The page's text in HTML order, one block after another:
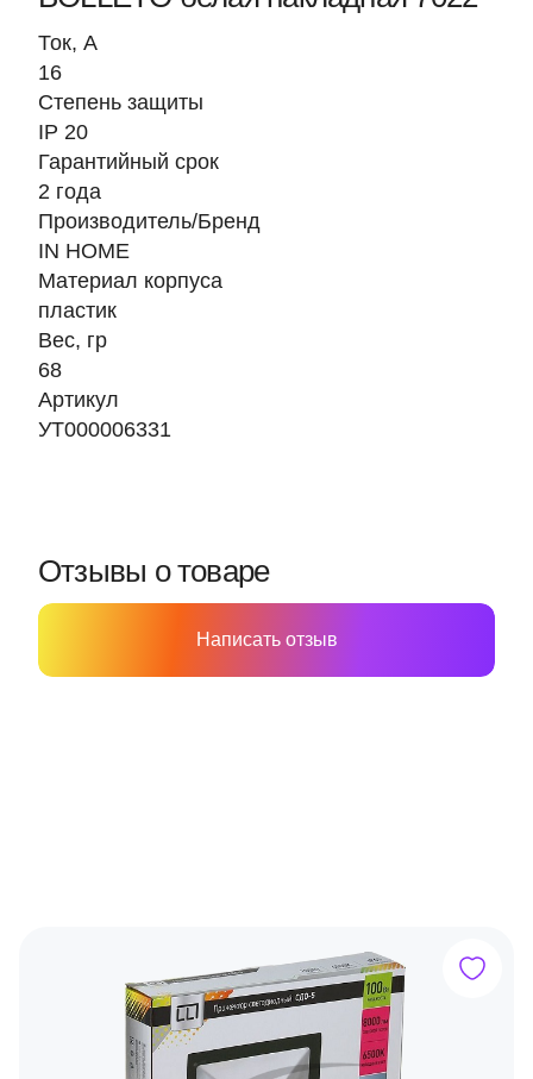
Ток, A
16
Степень защиты
IP 20
Гарантийный срок
2 года
Производитель/Бренд
IN HOME
Материал корпуса
пластик
Вес, гр
68
Артикул
УТ000006331
Отзывы о товаре
Написать отзыв